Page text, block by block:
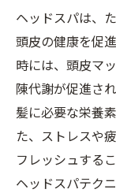
ヘッドスパ
さあ、始め
入れる旅
ヘッドスパは、
頭皮の健康を促
時には、頭皮マ
陳代謝が促進さ
髪に必要な栄養
た、ストレスや
フレッシュする
ヘッドスパテク